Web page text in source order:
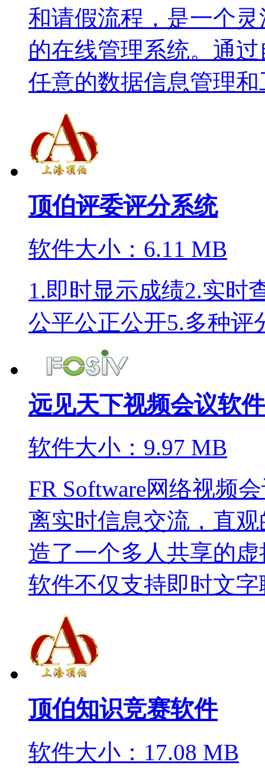
和请假流程，是一个
的在线管理系统。通
任意的数据信息管理和
顶伯评委评分系统
软件大小：6.11 MB
1.即时显示成绩2.实时
公平公正公开5.多种评
远见天下视频会议软件
软件大小：9.97 MB
FR Software网络视频
离实时信息交流，直
造了一个多人共享的
软件不仅支持即时文
顶伯知识竞赛软件
软件大小：17.08 MB